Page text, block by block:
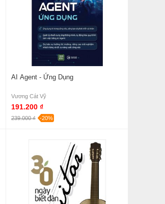
AI Agent - Ứng Dụng
Vương Cát Vỹ
191.200 ₫
239.000 ₫ -20%